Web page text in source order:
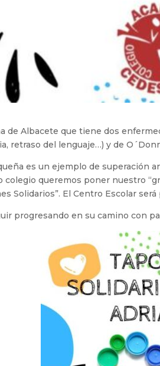
de Albacete que tiene dos
retraso del lenguaje…) y de
es un ejemplo de superación
colegio queremos poner nuestro
Solidarios”. El Centro Escolar
progresando en su camino con